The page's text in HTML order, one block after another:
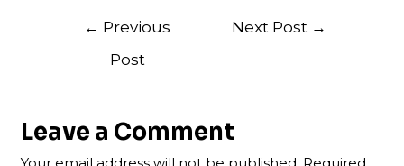
Post
navigation
← Previous
Post
Next Post →
Leave a Comment